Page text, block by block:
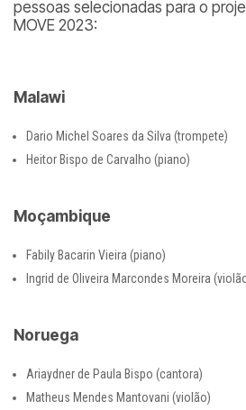
pessoas selecionadas para o
MOVE 2023:
Malawi
Dario Michel Soares da Silva (trompete)
Heitor Bispo de Carvalho (piano)
Moçambique
Fabily Bacarin Vieira (piano)
Ingrid de Oliveira Marcondes Moreira
Noruega
Ariaydner de Paula Bispo (cantora)
Matheus Mendes Mantovani (violão)